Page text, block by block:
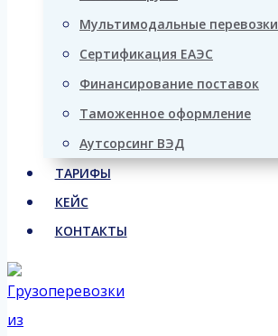
Мультимодальные перевозки
Сертификация ЕАЭС
Финансирование поставок
Таможенное оформление
Аутсорсинг ВЭД
ТАРИФЫ
КЕЙС
КОНТАКТЫ